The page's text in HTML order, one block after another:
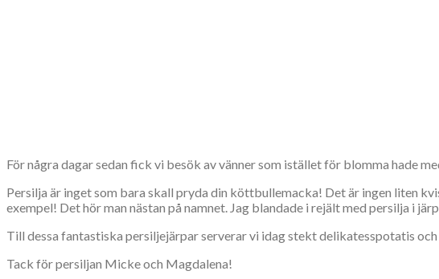
För några dagar sedan fick vi besök av vänner som istället för blomma hade
Persilja är inget som bara skall pryda din köttbullemacka! Det är ingen liten
exempel! Det hör man nästan på namnet. Jag blandade i rejält med persilja i
Till dessa fantastiska persiljejärpar serverar vi idag stekt delikatesspotatis och
Tack för persiljan Micke och Magdalena!